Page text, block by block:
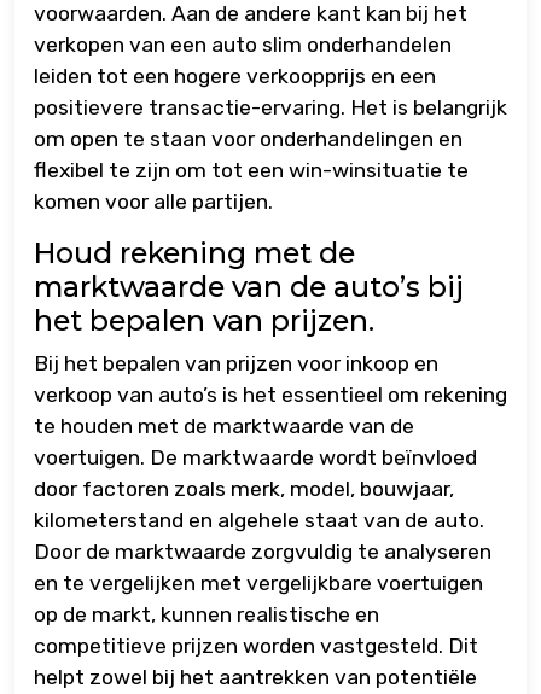
voorwaarden. Aan de andere kant kan bij het
verkopen van een auto slim onderhandelen
leiden tot een hogere verkoopprijs en een
positievere transactie-ervaring. Het is belangrijk
om open te staan voor onderhandelingen en
flexibel te zijn om tot een win-winsituatie te
komen voor alle partijen.
Houd rekening met de
marktwaarde van de auto’s bij
het bepalen van prijzen.
Bij het bepalen van prijzen voor inkoop en
verkoop van auto’s is het essentieel om rekening
te houden met de marktwaarde van de
voertuigen. De marktwaarde wordt beïnvloed
door factoren zoals merk, model, bouwjaar,
kilometerstand en algehele staat van de auto.
Door de marktwaarde zorgvuldig te analyseren
en te vergelijken met vergelijkbare voertuigen
op de markt, kunnen realistische en
competitieve prijzen worden vastgesteld. Dit
helpt zowel bij het aantrekken van potentiële